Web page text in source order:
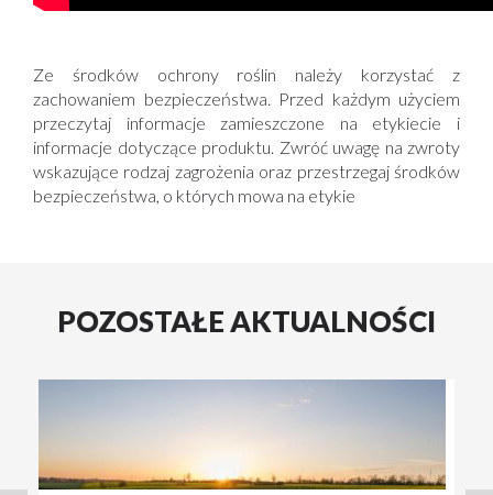
Ze środków ochrony roślin należy korzystać z
zachowaniem bezpieczeństwa. Przed każdym użyciem
przeczytaj informacje zamieszczone na etykiecie i
informacje dotyczące produktu. Zwróć uwagę na zwroty
wskazujące rodzaj zagrożenia oraz przestrzegaj środków
bezpieczeństwa, o których mowa na etykie
POZOSTAŁE AKTUALNOŚCI